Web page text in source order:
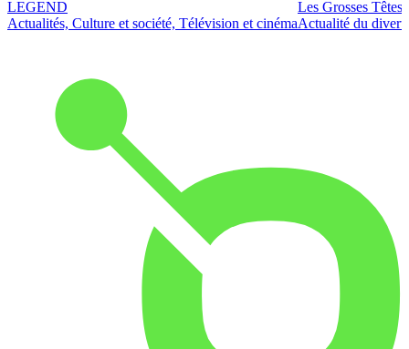
LEGEND
Actualités, Culture et société, Télévision et cinéma
Les Grosses Têtes
Actualité du